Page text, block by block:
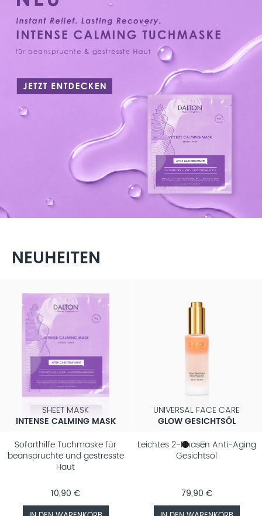
NEUHEITEN
SHEET MASK
INTENSE CALMING MASK
Soforthilfe Tuchmaske für
beanspruchte und gestresste
Haut
10,90 €
UNIVERSAL FACE CARE
GLOW GESICHTSÖL
Leichtes 2-Phasen Anti-Aging
Gesichtsöl
79,90 €